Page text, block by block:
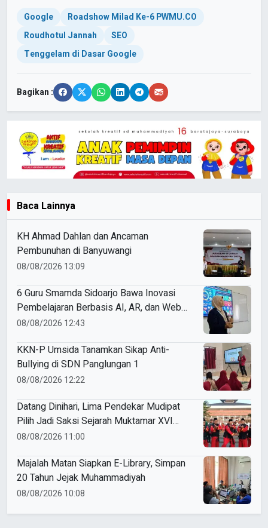
Google
Roadshow Milad Ke-6 PWMU.CO
Roudhotul Jannah
SEO
Tenggelam di Dasar Google
Bagikan :
Baca Lainnya
KH Ahmad Dahlan dan Ancaman
Pembunuhan di Banyuwangi
08/08/2026 13:09
6 Guru Smamda Sidoarjo Bawa Inovasi
Pembelajaran Berbasis AI, AR, dan Web
ke ME Award 2026
08/08/2026 12:43
KKN-P Umsida Tanamkan Sikap Anti-
Bullying di SDN Panglungan 1
08/08/2026 12:22
Datang Dinihari, Lima Pendekar Mudipat
Pilih Jadi Saksi Sejarah Muktamar XVI
Tapak Suci
08/08/2026 11:00
Majalah Matan Siapkan E-Library, Simpan
20 Tahun Jejak Muhammadiyah
08/08/2026 10:08